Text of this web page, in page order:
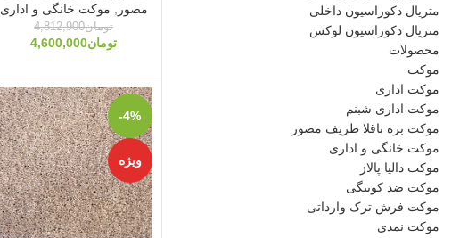
متریال دکوراسیون داخلی
متریال دکوراسیون لوکس
محصولات
موکت
موکت اداری
موکت اداری شبنم
موکت بره ناقلا ظریف مصور
موکت خانگی و اداری
موکت دالیا پالاز
موکت ضد کوبیگی
موکت فرش ترک وارداتی
موکت نمدی
مصور
موکت خانگی و اداری
تومان4,812,900
تومان4,600,000
-4%
ویژه